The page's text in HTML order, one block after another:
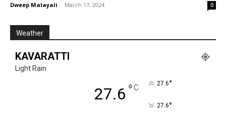
Dweep Malayali - March 17, 2024 0
Weather
KAVARATTI
Light Rain
27.6 °C 27.6°
27.6°